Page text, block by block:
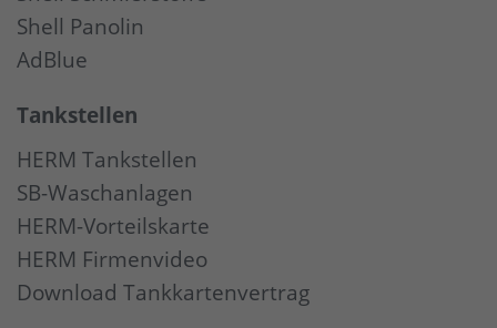
Shell Panolin
AdBlue
Tankstellen
HERM Tankstellen
SB-Waschanlagen
HERM-Vorteilskarte
HERM Firmenvideo
Download Tankkartenvertrag